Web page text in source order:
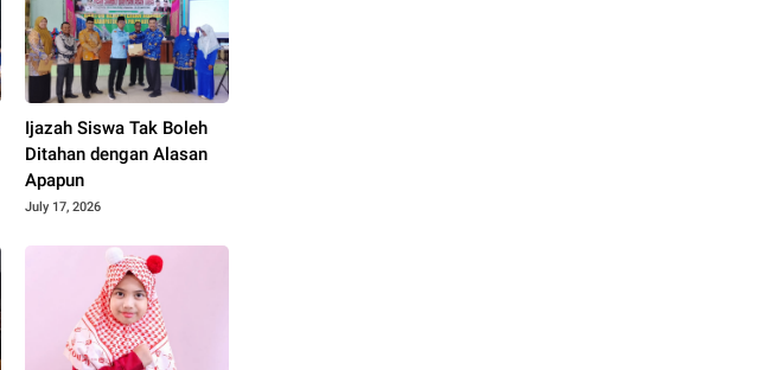
Ijazah Siswa Tak Boleh
Ditahan dengan Alasan
Apapun
July 17, 2026